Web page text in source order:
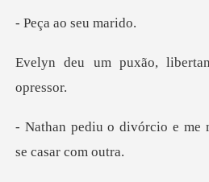
ao seu
,
o e me